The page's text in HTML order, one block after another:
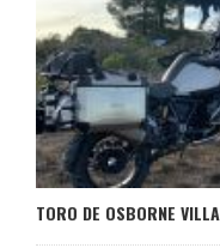
TORO DE OSBORNE